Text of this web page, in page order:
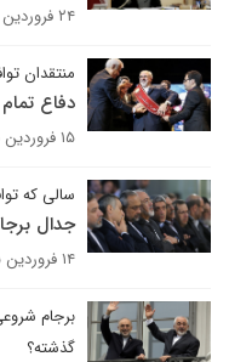
۲۴ فروردین ۱۳۹۵
منتقدان
دفاع
۱۵ فروردین ۱۳۹۵
سالی که
جدال
۱۴ فروردین ۱۳۹۵
برجام
گذشته؟